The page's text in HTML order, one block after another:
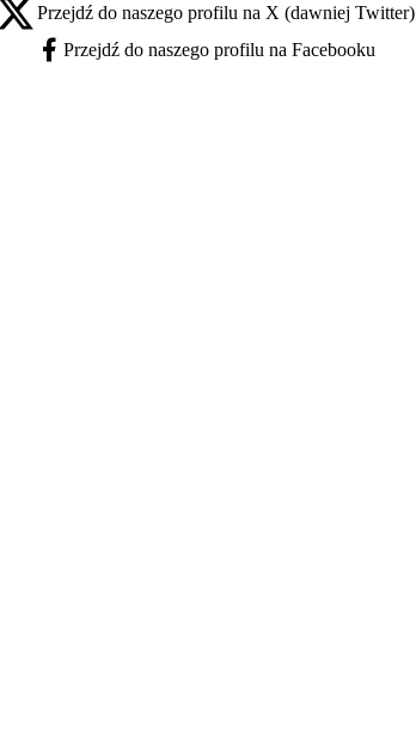
X - otwiera się w nowej karcie
Przejdź do naszego profilu na X (dawniej Twitter)
Facebook - otwiera się w nowej karcie
Przejdź do naszego profilu na Facebooku